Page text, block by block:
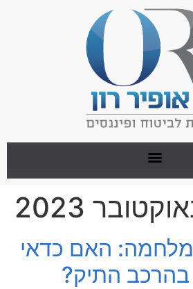
מלחמה: האם כדאי
בהרכב התיק?